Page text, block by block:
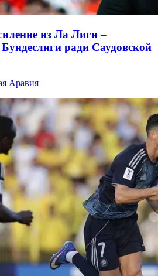
из Ла Лиги –
ради Саудовской
Аравия